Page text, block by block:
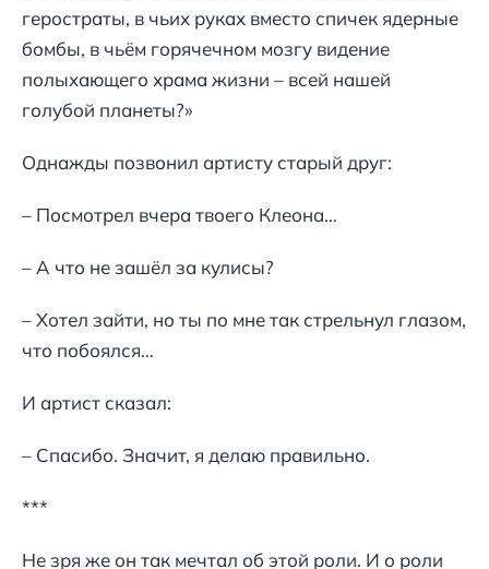
геростраты, в чьих руках вместо спичек ядерные
бомбы, в чьём горячечном мозгу видение
полыхающего храма жизни – всей нашей
голубой планеты?»
Однажды позвонил артисту старый друг:
– Посмотрел вчера твоего Клеона…
– А что не зашёл за кулисы?
– Хотел зайти, но ты по мне так стрельнул глазом,
что побоялся…
И артист сказал:
– Спасибо. Значит, я делаю правильно.
***
Не зря же он так мечтал об этой роли. И о роли